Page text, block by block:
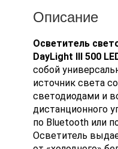
Описание
Осветитель
DayLight III 500
собой
источник света
светодиодами и
дистанционного
по Bluetooth или
Осветитель